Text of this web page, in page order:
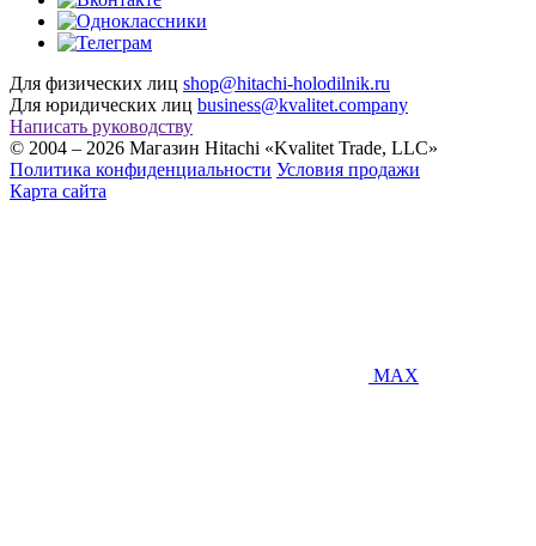
Для физических лиц shop@hitachi-holodilnik.ru
Для юридических лиц business@kvalitet.company
Написать руководству
© 2004 – 2026 Магазин Hitachi «Kvalitet Trade, LLC»
Политика конфиденциальности Условия продажи
Карта сайта
MAX